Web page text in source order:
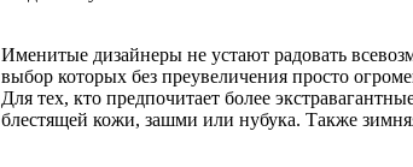
Именитые дизайнеры не устают радовать
выбор которых без преувеличения просто
Для тех, кто предпочитает более
блестящей кожи, зашми или нубука. Также